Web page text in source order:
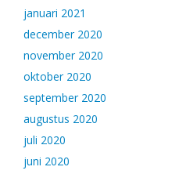
januari 2021
december 2020
november 2020
oktober 2020
september 2020
augustus 2020
juli 2020
juni 2020